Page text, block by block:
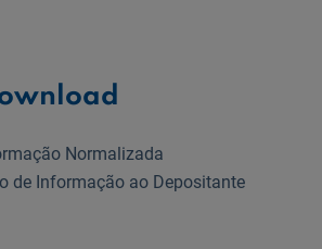
Normalizada
de Informação ao Depositante